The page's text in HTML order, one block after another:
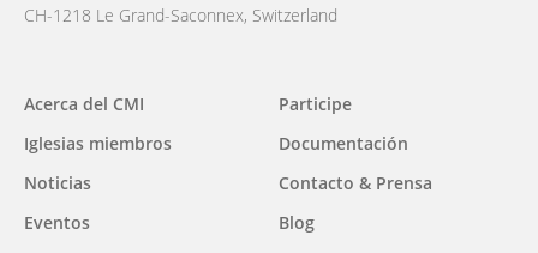
CH-1218 Le Grand-Saconnex, Switzerland
Main
navigation
Acerca del CMI
Iglesias miembros
Noticias
Eventos
Participe
Documentación
Contacto & Prensa
Blog